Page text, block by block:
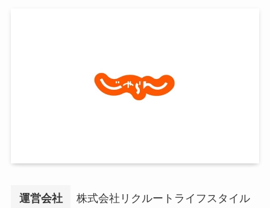
運営会社 株式会社リクルートライフスタイル